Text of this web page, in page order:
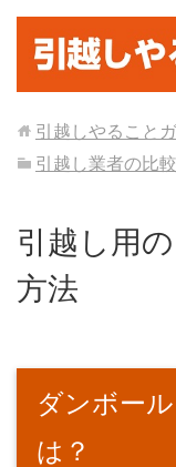
引越しやること
引越し業者の比較
引越し用
方法
ダンボー
は？